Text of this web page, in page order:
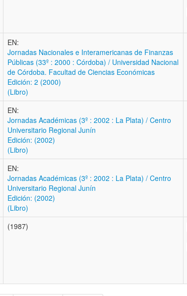
EN:
Jornadas Nacionales e Interamericanas de Finanzas
Públicas (33º : 2000 : Córdoba) / Universidad Nacional
de Córdoba. Facultad de Ciencias Económicas
Edición: 2 (2000)
(Libro)
EN:
Jornadas Académicas (3º : 2002 : La Plata) / Centro
Universitario Regional Junín
Edición: (2002)
(Libro)
EN:
Jornadas Académicas (3º : 2002 : La Plata) / Centro
Universitario Regional Junín
Edición: (2002)
(Libro)
(1987)